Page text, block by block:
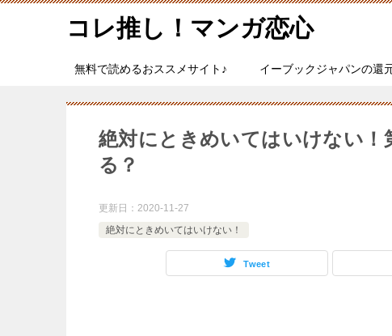
コレ推し！マンガ恋心
無料で読めるおススメサイト♪ イーブックジャパンの還
絶対にときめいてはいけない
る？
更新日： 2020-11-27
絶対にときめいてはいけない！
Tweet